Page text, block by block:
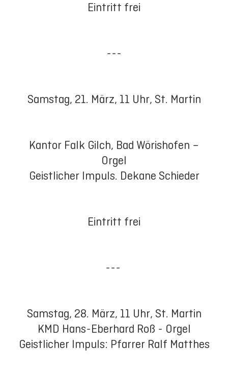
Eintritt frei
---
Samstag, 21. März, 11 Uhr, St. Martin
Kantor Falk Gilch, Bad Wörishofen –
Orgel
Geistlicher Impuls. Dekane Schieder
Eintritt frei
---
Samstag, 28. März, 11 Uhr, St. Martin
KMD Hans-Eberhard Roß - Orgel
Geistlicher Impuls: Pfarrer Ralf Matthes